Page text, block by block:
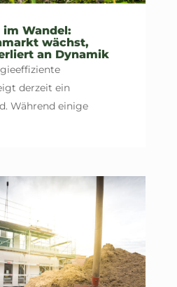
Wandel:
wächst,
an Dynamik
derzeit ein
Während einige